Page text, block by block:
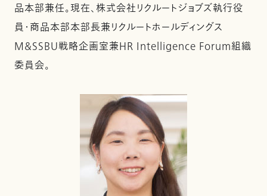
品本部兼任。現在、株式会社リクルートジョブズ執行役
員・商品本部本部長兼リクルートホールディングス
M&SSBU戦略企画室兼HR Intelligence Forum組織
委員会。